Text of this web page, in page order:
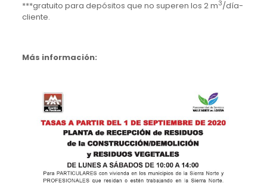
***gratuito para depósitos que no superen los 2 m3/día-
cliente.
Más información: